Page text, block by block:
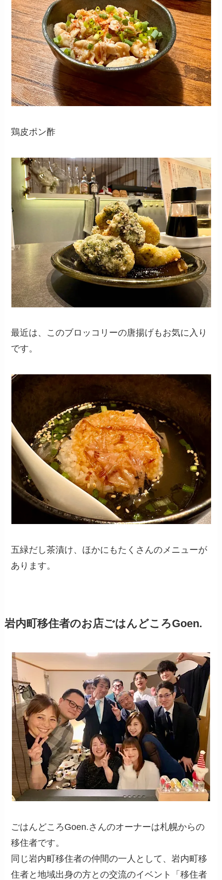
鶏皮ポン酢
最近は、このブロッコリーの唐揚げもお気に入り
です。
五緑だし茶漬け、ほかにもたくさんのメニューが
あります。
岩内町移住者のお店ごはんどころGoen.
ごはんどころGoen.さんのオーナーは札幌からの
移住者です。
同じ岩内町移住者の仲間の一人として、岩内町移
住者と地域出身の方との交流のイベント「移住者